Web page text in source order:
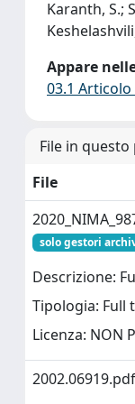
Karanth, S.;
Appare
03.1
File in
File
solo gestori
Descrizione:
Tipologia: Full
Licenza: NON
2002.06919.pdf